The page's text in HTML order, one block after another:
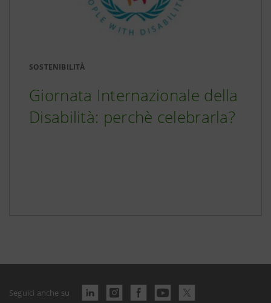
SOSTENIBILITÀ
Giornata Internazionale della
Disabilità: perchè celebrarla?
Seguici anche su